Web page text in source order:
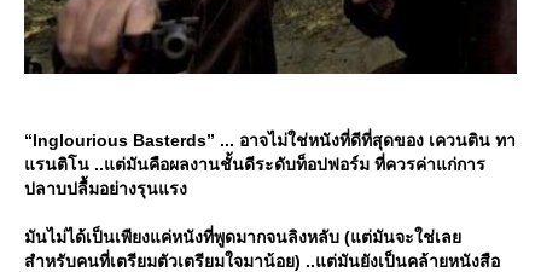
“Inglourious Basterds” ... อาจไม่ใช่หนังที่ดีที่สุดของ เควนติน ทา
รนติโน ..แต่มันคือผลงานชั้นดีระดับท็อปฟอร์ม ที่ควรค่าแก่การ
ปลาบปลื้มอย่างรุนแรง
มันไม่ได้เป็นเพียงแค่หนังที่พูดมากจนลิงหลับ (แต่มันจะใช่เล
สำหรับคนที่เตรียมตัวเตรียมใจมาน้อย) ..แต่มันยังเป็นคล้ายหนังสือ